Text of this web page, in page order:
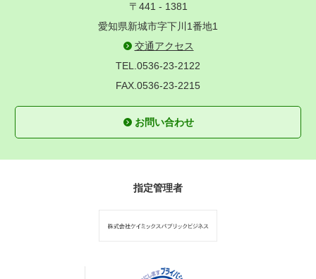
〒441 - 1381
愛知県新城市字下川1番地1
交通アクセス
TEL.0536-23-2122
FAX.0536-23-2215
お問い合わせ
指定管理者